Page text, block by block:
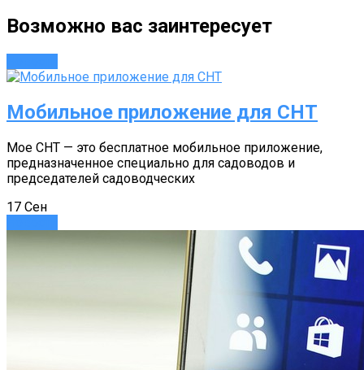
Возможно вас заинтересует
Мобильное приложение для СНТ
Мое СНТ — это бесплатное мобильное приложение,
предназначенное специально для садоводов и
председателей садоводческих
17 Сен